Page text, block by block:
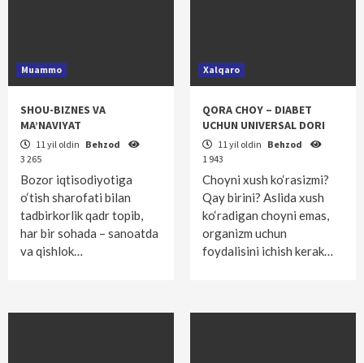
Muammo
SHOU-BIZNES VA
MA’NAVIYAT
11 yil oldin Behzod
3 265
Bozor iqtisodiyotiga
o‘tish sharofati bilan
tadbirkorlik qadr topib,
har bir sohada – sanoatda
va qishlok…
Xalqaro
QORA CHOY – DIABET
UCHUN UNIVERSAL DORI
11 yil oldin Behzod
1 943
Choyni xush ko‘rasizmi?
Qay birini? Aslida xush
ko‘radigan choyni emas,
organizm uchun
foydalisini ichish kerak…